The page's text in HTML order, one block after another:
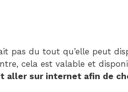
Atakan
Au
|
pas du tout qu’elle peut
cela est valable et
aller sur internet afin de